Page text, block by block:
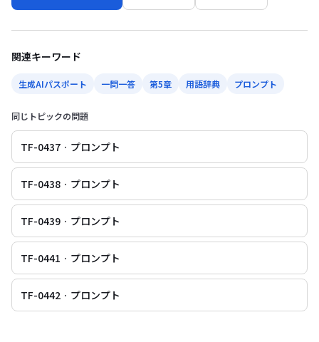
関連キーワード
生成AIパスポート 一問一答 第5章 用語辞典 プロンプト
同じトピックの問題
TF-0437 · プロンプト
TF-0438 · プロンプト
TF-0439 · プロンプト
TF-0441 · プロンプト
TF-0442 · プロンプト